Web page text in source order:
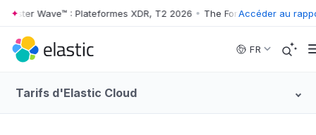
Skip to main content
Wave™ : Plateformes XDR, T2 2026 • The Forrester Wave™ :
Accéder au
FR
Tarifs d'Elastic Cloud